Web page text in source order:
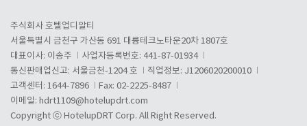
주식회사 호텔업디알티
서울특별시 금천구 가산동 691 대륭테크노타운20차 1807호
대표이사: 이송주
사업자등록번호: 441-87-01934
통신판매업신고: 서울금천-1204 호
직업정보: J1206020200010
고객센터: 1644-7896
Fax: 02-2225-8487
이메일: hdrt1109@hotelupdrt.com
Copyright ⓒ HotelupDRT Corp. All Right Reserved.